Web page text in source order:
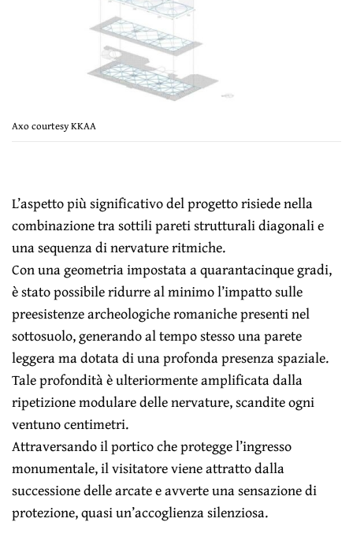
Axo courtesy KKAA
L’aspetto più significativo del progetto risiede nella
combinazione tra sottili pareti strutturali diagonali e
una sequenza di nervature ritmiche.
Con una geometria impostata a quarantacinque gradi,
è stato possibile ridurre al minimo l’impatto sulle
preesistenze archeologiche romaniche presenti nel
sottosuolo, generando al tempo stesso una parete
leggera ma dotata di una profonda presenza spaziale.
Tale profondità è ulteriormente amplificata dalla
ripetizione modulare delle nervature, scandite ogni
ventuno centimetri.
Attraversando il portico che protegge l’ingresso
monumentale, il visitatore viene attratto dalla
successione delle arcate e avverte una sensazione di
protezione, quasi un’accoglienza silenziosa.